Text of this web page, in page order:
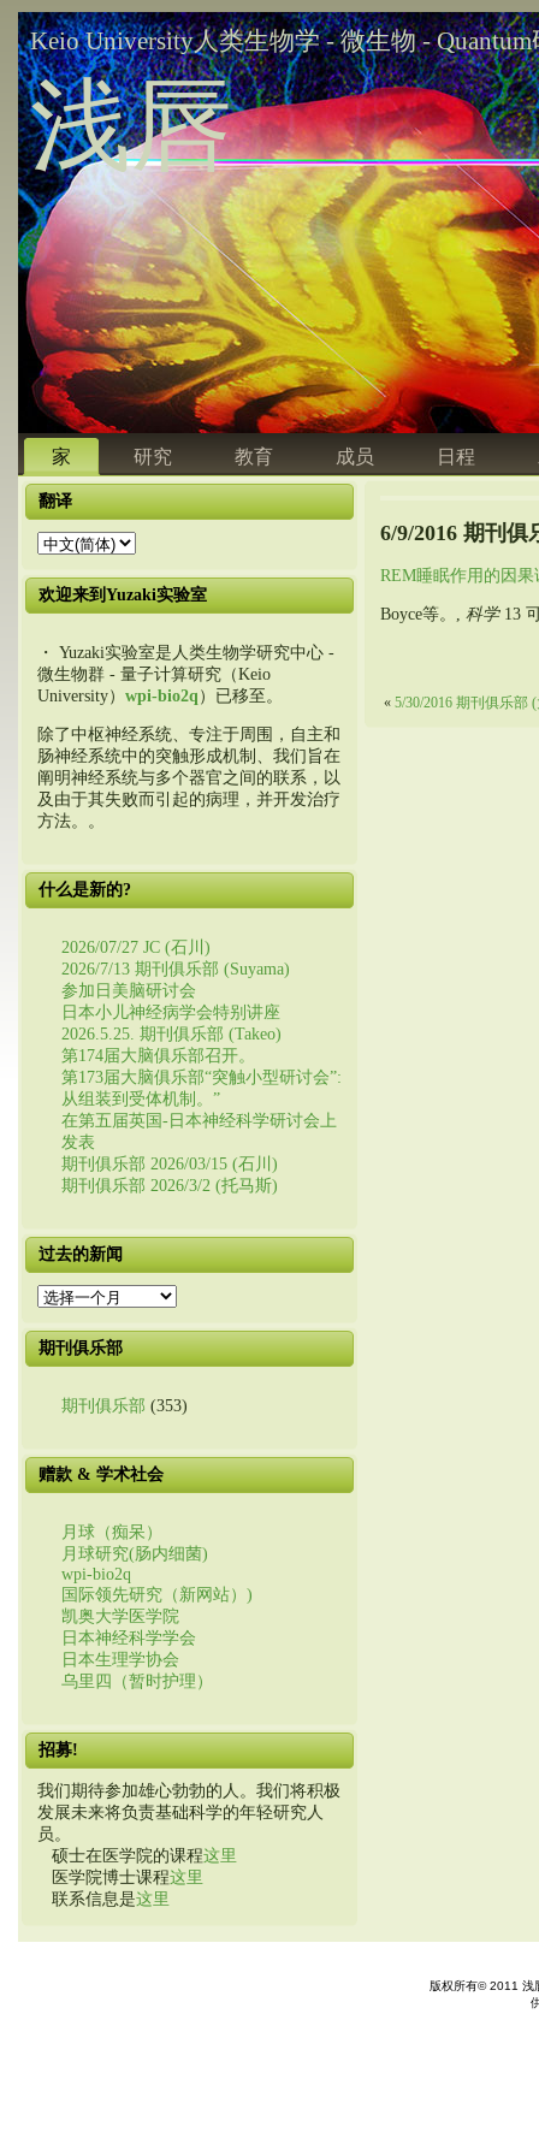
Keio University人类生物学 - 微生物 -
浅唇
家 研究 教育 成员 日程
翻译
欢迎来到Yuzaki实验室
・ Yuzaki实验室是人类生物学研究中心 -
微生物群 - 量子计算研究（Keio
University） wpi-bio2q ）已移至。
除了中枢神经系统、专注于周围，自主和
肠神经系统中的突触形成机制、我们旨在
阐明神经系统与多个器官之间的联系，以
及由于其失败而引起的病理，并开发治疗
方法。。
什么是新的?
2026/07/27 JC (石川)
2026/7/13 期刊俱乐部 (Suyama)
参加日美脑研讨会
日本小儿神经病学会特别讲座
2026.5.25. 期刊俱乐部 (Takeo)
第174届大脑俱乐部召开。
第173届大脑俱乐部“突触小型研讨会”:
从组装到受体机制。”
在第五届英国-日本神经科学研讨会上
发表
期刊俱乐部 2026/03/15 (石川)
期刊俱乐部 2026/3/2 (托马斯)
过去的新闻
过
的
新
期刊俱乐部
期刊俱乐部 (353)
赠款 & 学术社会
月球（痴呆）
月球研究(肠内细菌)
wpi-bio2q
国际领先研究（新网站）)
凯奥大学医学院
日本神经科学学会
日本生理学协会
乌里四（暂时护理）
招募!
我们期待参加雄心勃勃的人。我们将积极
发展未来将负责基础科学的年轻研究人
员。
硕士在医学院的课程这里
医学院博士课程这里
联系信息是这里
6/9/2016 期刊俱
REM睡眠作用的因
Boyce等。, 科学 13
« 5/30/2016 期刊俱乐部
版权所有© 2011 浅